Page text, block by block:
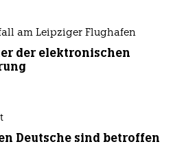
am Leipziger Flughafen
der elektronischen
Deutsche sind betroffen